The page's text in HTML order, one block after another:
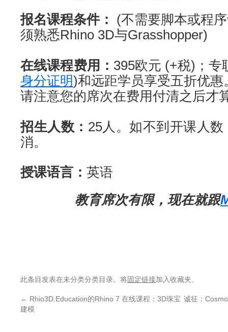
报名课程条件：
(不需要脚本或程
须熟悉Rhino 3D与Grasshopper)
在线课程费用： 395欧元 (+税)；专
身分证明)和远距学员享受五折优惠
请注意您的席次在费用付清之后才
招生人数： 25人。如不到开课人
消。
授课语言： 英语
教育席次有限，现在就跟
此条目发表在未分类分类目录。将固定链接加入收藏夹。
← Rhio3D.Education的Rhino 7 在线课程：3D珠宝
建模
诚征：